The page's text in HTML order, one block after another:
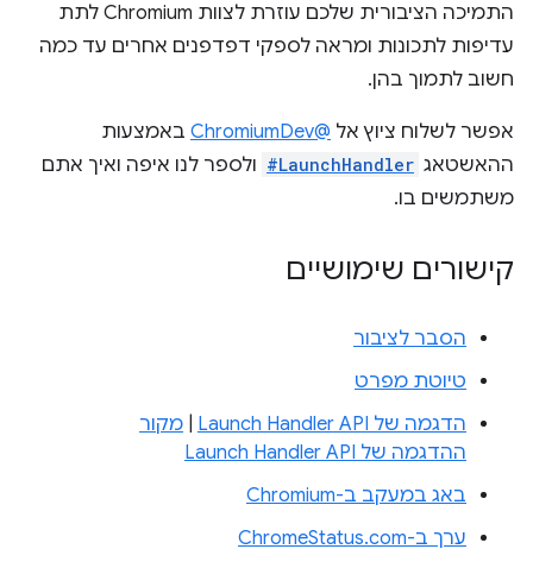
התמיכה הציבורית שלכם עוזרת לצוות Chromium לתת
עדיפות לתכונות ומראה לספקי דפדפנים אחרים עד כמה
חשוב לתמוך בהן.
אפשר לשלוח ציוץ אל @ChromiumDev
באמצעות
ההאשטאג #LaunchHandler ולספר לנו איפה ואיך אתם
משתמשים בו.
קישורים שימושיים
הסבר לציבור
טיוטת מפרט
הדגמה של Launch Handler API
מקור
ההדגמה של Launch Handler API
באג במעקב ב-Chromium
ערך ב-ChromeStatus.com